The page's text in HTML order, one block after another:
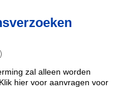
zal alleen worden
hier voor aanvragen voor